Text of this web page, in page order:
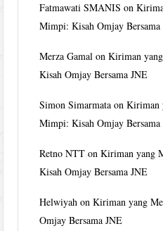
Fatmawati SMANIS on
Mimpi: Kisah Omjay Bersama
Merza Gamal onKiriman
Kisah Omjay Bersama JNE
Simon Simarmata onKiriman
Mimpi: Kisah Omjay Bersama
Retno NTT onKiriman yang
Kisah Omjay Bersama JNE
Helwiyah onKiriman yang
Omjay Bersama JNE